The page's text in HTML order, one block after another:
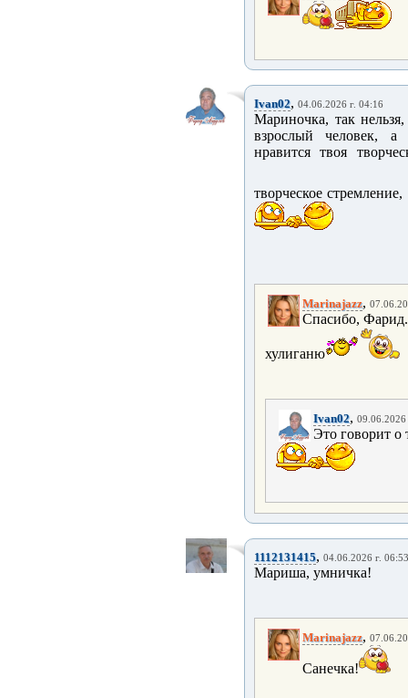
Ivan02, 04.06.2026 г. 04:16
Мариночка, так
взрослый человек, а
нравится твоя
творческое
Marinajazz,
Спасибо,
хулиганю
Ivan02, 09.06.2026
Это говорит о
1112131415, 04.06.2026 г. 06:53
Мариша, умничка!
Marinajazz,
Санечка!